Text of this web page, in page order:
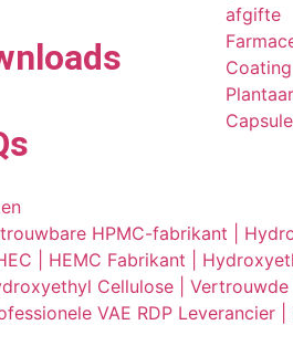
afgifte
Coating
HPMC-fabrikant |
| HEMC Fabrikant |
Cellulose | Vertrouwde
VAE RDP Leverancier